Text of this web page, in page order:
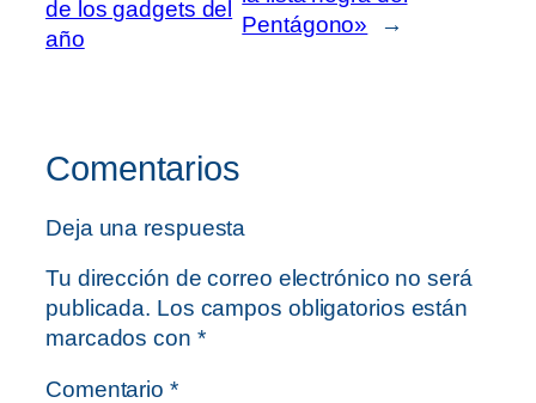
de los gadgets del
año
Pentágono»
→
Comentarios
Deja una respuesta
Tu dirección de correo electrónico no será
publicada. Los campos obligatorios están
marcados con *
Comentario *